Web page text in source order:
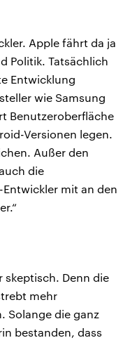
Apple fährt da ja
Politik. Tatsächlich
Entwicklung
wie Samsung
Benutzeroberfläche
Versionen legen.
Außer den
die
mit an den
skeptisch. Denn die
mehr
Solange die ganz
bestanden, dass